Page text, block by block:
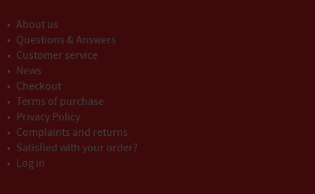
About us
Questions & Answers
Customer service
News
Checkout
Terms of purchase
Privacy Policy
Complaints and returns
Satisfied with your order?
Log in